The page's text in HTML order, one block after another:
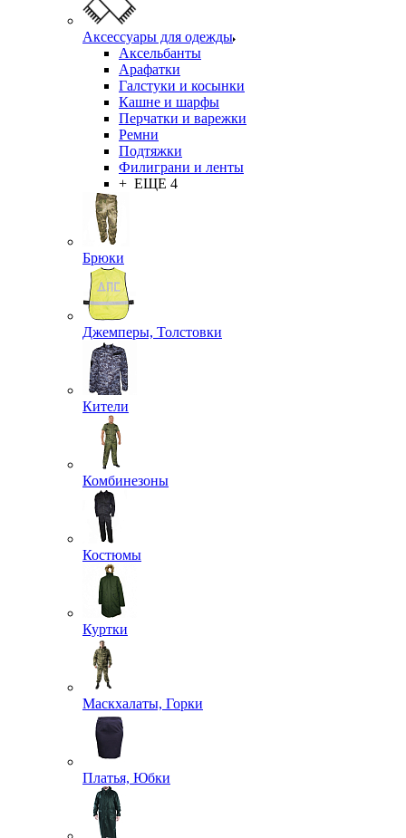
Аксессуары для одежды
Аксельбанты
Арафатки
Галстуки и косынки
Кашне и шарфы
Перчатки и варежки
Ремни
Подтяжки
Филиграни и ленты
+ ЕЩЕ 4
Брюки
Джемперы, Толстовки
Кители
Комбинезоны
Костюмы
Куртки
Маскхалаты, Горки
Платья, Юбки